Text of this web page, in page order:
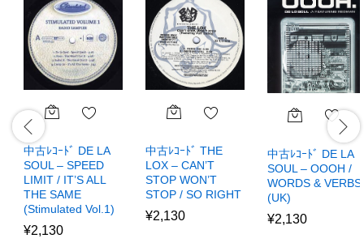
中古ﾚｺｰﾄﾞ DE LA
SOUL – SPEED
LIMIT / IT’S ALL
THE SAME
(Stimulated Vol.1)
¥2,130
中古ﾚｺｰﾄﾞ THE
LOX – CAN’T
STOP WON’T
STOP / SO RIGHT
¥2,130
中古ﾚｺｰﾄﾞ DE LA
SOUL – OOOH /
WORDS & VERBS
(UK)
¥2,130